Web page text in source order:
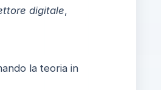
digitale
la teoria in